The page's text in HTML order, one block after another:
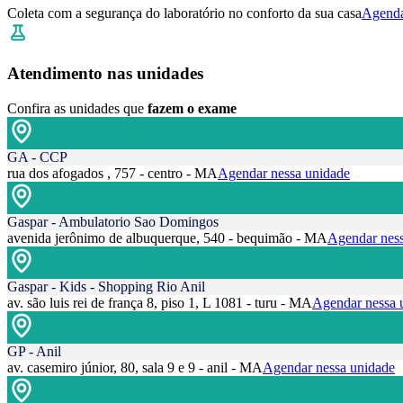
Coleta com a segurança do laboratório no conforto da sua casa
Atendimento nas unidades
Confira as unidades que fazem o exame
GA - CCP
rua dos afogados , 757 - centro - MAAgendar nessa unidade
Gaspar - Ambulatorio Sao Domingos
avenida jerônimo de albuquerque, 540 - bequimão - MAAgendar
Gaspar - Kids - Shopping Rio Anil
av. são luis rei de frança 8, piso 1, L 1081 - turu - MAAgendar nessa
GP - Anil
av. casemiro júnior, 80, sala 9 e 9 - anil - MAAgendar nessa unidade